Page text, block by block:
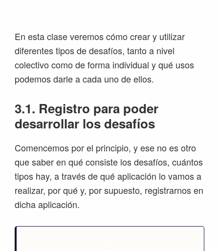
navegación
principal
contenido
principal
barra
lateral
principal
página
En esta clase veremos cómo crear y utilizar
diferentes tipos de desafíos, tanto a nivel
colectivo como de forma individual y qué usos
podemos darle a cada uno de ellos.
3.1. Registro para poder
desarrollar los desafíos
Comencemos por el principio, y ese no es otro
que saber en qué consiste los desafíos, cuántos
tipos hay, a través de qué aplicación lo vamos a
realizar, por qué y, por supuesto, registrarnos en
dicha aplicación.